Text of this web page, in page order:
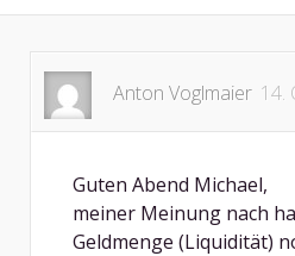
Anton Voglmaier 14.
Guten Abend Michael,
meiner Meinung nach
Geldmenge (Liquidität)